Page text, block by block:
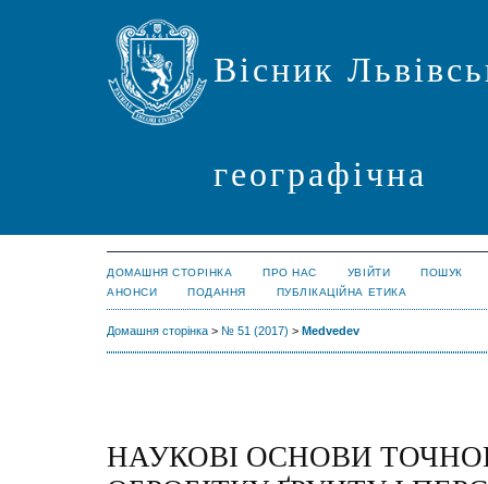
Вісник
географічна
ДОМАШНЯ СТОРІНКА ПРО НАС УВІЙТИ
ПОШУК
АНОНСИ
ПОДАННЯ ПУБЛІКАЦІЙНА ЕТИКА
Домашня сторінка > № 51 (2017) > Medvedev
НАУКОВІ ОСНОВИ